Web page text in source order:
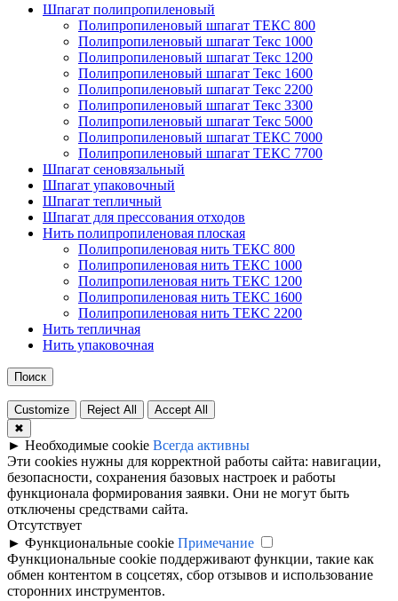
Шпагат полипропиленовый
Полипропиленовый шпагат ТЕКС 800
Полипропиленовый шпагат Текс 1000
Полипропиленовый шпагат Текс 1200
Полипропиленовый шпагат Текс 1600
Полипропиленовый шпагат Текс 2200
Полипропиленовый шпагат Текс 3300
Полипропиленовый шпагат Текс 5000
Полипропиленовый шпагат ТЕКС 7000
Полипропиленовый шпагат ТЕКС 7700
Шпагат сеновязальный
Шпагат упаковочный
Шпагат тепличный
Шпагат для прессования отходов
Нить полипропиленовая плоская
Полипропиленовая нить ТЕКС 800
Полипропиленовая нить ТЕКС 1000
Полипропиленовая нить ТЕКС 1200
Полипропиленовая нить ТЕКС 1600
Полипропиленовая нить ТЕКС 2200
Нить тепличная
Нить упаковочная
Поиск
Customize Reject All
Accept All
✖
► Необходимые cookie Всегда активны
Эти cookies нужны для корректной работы сайта: навигации,
безопасности, сохранения базовых настроек и работы
функционала формирования заявки. Они не могут быть
отключены средствами сайта.
Отсутствует
► Функциональные cookie Примечание
Функциональные cookie поддерживают функции, такие как
обмен контентом в соцсетях, сбор отзывов и использование
сторонних инструментов.